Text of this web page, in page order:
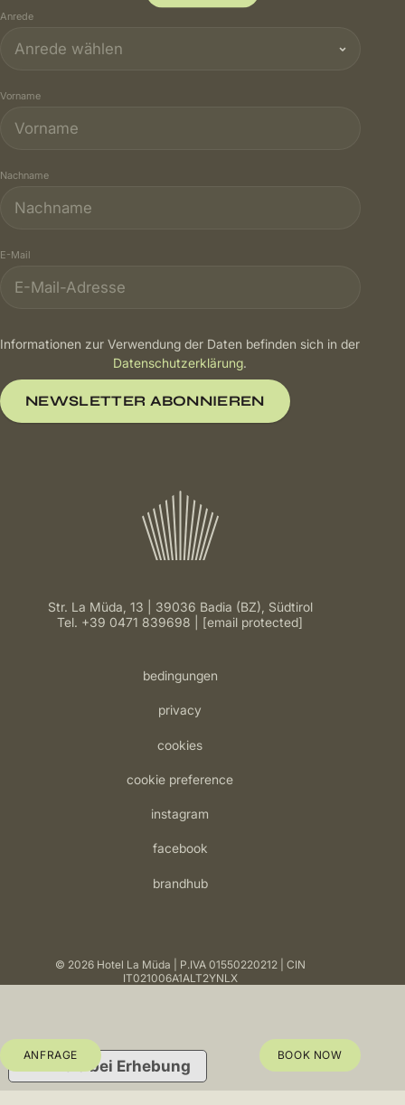
ANFRAGE BOOK NOW
Anrede
Vorname
Nachname
E-Mail
Informationen zur Verwendung der Daten befinden sich in der
Datenschutzerklärung.
NEWSLETTER ABONNIEREN
Str. La Müda, 13 | 39036 Badia (BZ), Südtirol
Tel. +39 0471 839698 [email protected]
bedingungen
privacy
cookies
cookie preference
instagram
facebook
brandhub
© 2026 Hotel La Müda P.IVA 01550220212
CIN
IT021006A1ALT2YNLX
Hinweis bei Erhebung